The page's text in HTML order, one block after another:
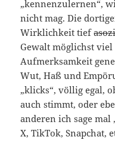
„kennenzulernen“,
nicht mag. Die
Wirklichkeit tief
Gewalt möglichst
Aufmerksamkeit
Wut, Haß und
„klicks“, völlig egal,
auch stimmt, oder
anderen ich sage
X, TikTok, Snapchat,